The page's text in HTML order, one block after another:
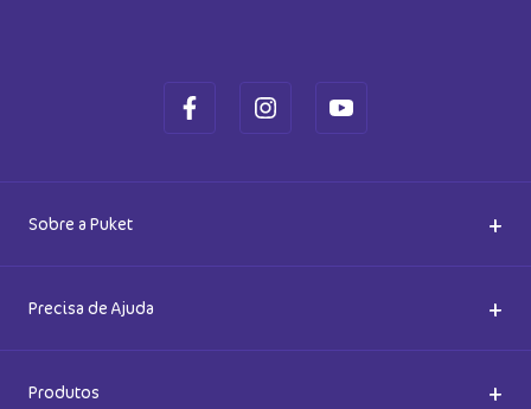
Sobre a Puket +
Quem somos
Precisa de Ajuda +
Dúvidas Frequentes
Produtos +